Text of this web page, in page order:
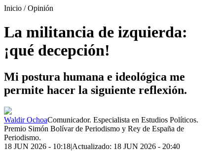
Inicio / Opinión
La militancia de izquierda:
¡qué decepción!
Mi postura humana e ideológica me
permite hacer la siguiente reflexión.
Waldir OchoaComunicador. Especialista en Estudios Políticos.
Premio Simón Bolívar de Periodismo y Rey de España de
Periodismo.
18 JUN 2026 - 10:18|Actualizado: 18 JUN 2026 - 20:40